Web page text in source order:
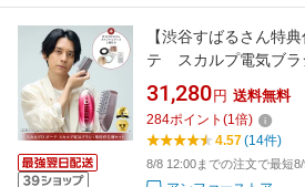
【渋谷すばるさん特
テ スカルプ電気ブラ
カルエストロジー ス
31,280 円 送料無料
284ポイント (1倍)
4.57(14件)
8/8 12:00までの注文で最短